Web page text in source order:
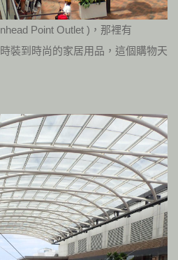
Point Outlet )，那裡有
裝到時尚的家居用品，這個購物天